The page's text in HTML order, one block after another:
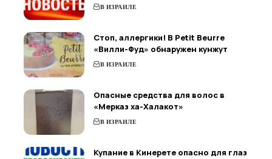
В ИЗРАИЛЕ
Стоп, аллергики! В Petit Beurre
«Вилли-Фуд» обнаружен кунжут
В ИЗРАИЛЕ
Опасные средства для волос в
«Мерказ ха-Халакот»
В ИЗРАИЛЕ
Купание в Кинерете опасно для глаз